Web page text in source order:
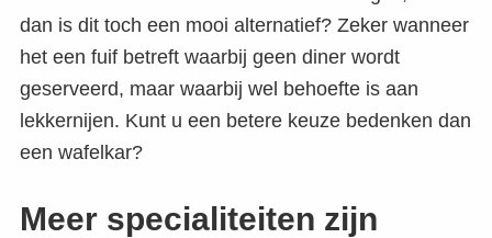
dan is dit toch een mooi alternatief? Zeker wanneer
het een fuif betreft waarbij geen diner wordt
geserveerd, maar waarbij wel behoefte is aan
lekkernijen. Kunt u een betere keuze bedenken dan
een wafelkar?
Meer specialiteiten zijn